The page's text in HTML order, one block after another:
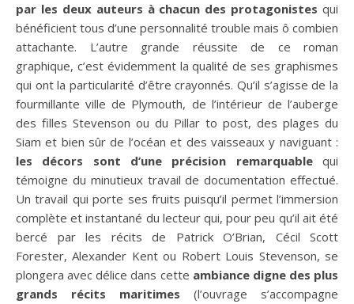
par les deux auteurs à chacun des protagonistes qui
bénéficient tous d’une personnalité trouble mais ô combien
attachante. L’autre grande réussite de ce roman
graphique, c’est évidemment la qualité de ses graphismes
qui ont la particularité d’être crayonnés. Qu’il s’agisse de la
fourmillante ville de Plymouth, de l’intérieur de l’auberge
des filles Stevenson ou du Pillar to post, des plages du
Siam et bien sûr de l’océan et des vaisseaux y naviguant :
les décors sont d’une précision remarquablequi
témoigne du minutieux travail de documentation effectué.
Un travail qui porte ses fruits puisqu’il permet l’immersion
complète et instantané du lecteur qui, pour peu qu’il ait été
bercé par les récits de Patrick O’Brian, Cécil Scott
Forester, Alexander Kent ou Robert Louis Stevenson, se
plongera avec délice dans cette ambiance digne des plus
grands récits maritimes (l’ouvrage s’accompagne